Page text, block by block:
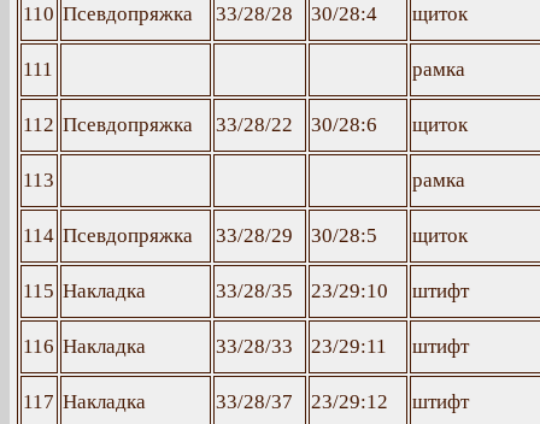
110 Псевдопряжка 33/28/28 30/28:4 щиток
111 рамка
112 Псевдопряжка 33/28/22 30/28:6 щиток
113 рамка
114 Псевдопряжка 33/28/29 30/28:5 щиток
115 Накладка 33/28/35 23/29:10 штифт
116 Накладка 33/28/33 23/29:11 штифт
117 Накладка 33/28/37 23/29:12 штифт